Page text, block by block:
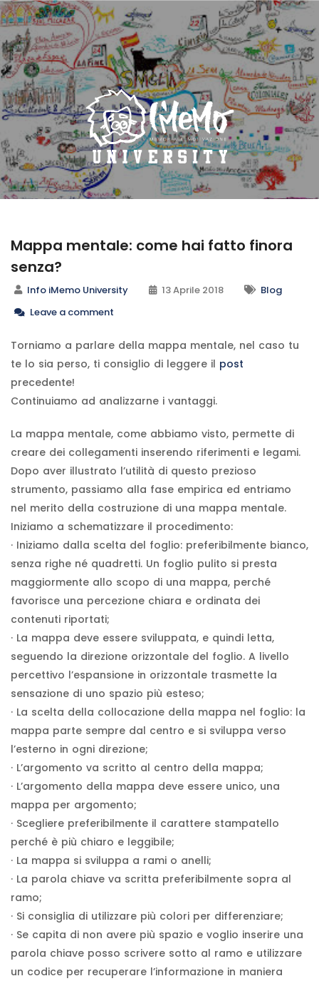
Mappa mentale: come hai fatto finora
senza?
Info iMemo University 13 Aprile 2018
Blog
Leave a comment
Torniamo a parlare della mappa mentale, nel caso tu
te lo sia perso, ti consiglio di leggere il post
precedente!
Continuiamo ad analizzarne i vantaggi.
La mappa mentale, come abbiamo visto, permette di
creare dei collegamenti inserendo riferimenti e legami.
Dopo aver illustrato l’utilità di questo prezioso
strumento, passiamo alla fase empirica ed entriamo
nel merito della costruzione di una mappa mentale.
Iniziamo a schematizzare il procedimento:
· Iniziamo dalla scelta del foglio: preferibilmente bianco,
senza righe né quadretti. Un foglio pulito si presta
maggiormente allo scopo di una mappa, perché
favorisce una percezione chiara e ordinata dei
contenuti riportati;
· La mappa deve essere sviluppata, e quindi letta,
seguendo la direzione orizzontale del foglio. A livello
percettivo l’espansione in orizzontale trasmette la
sensazione di uno spazio più esteso;
· La scelta della collocazione della mappa nel foglio: la
mappa parte sempre dal centro e si sviluppa verso
l’esterno in ogni direzione;
· L’argomento va scritto al centro della mappa;
· L’argomento della mappa deve essere unico, una
mappa per argomento;
· Scegliere preferibilmente il carattere stampatello
perché è più chiaro e leggibile;
· La mappa si sviluppa a rami o anelli;
· La parola chiave va scritta preferibilmente sopra al
ramo;
· Si consiglia di utilizzare più colori per differenziare;
· Se capita di non avere più spazio e voglio inserire una
parola chiave posso scrivere sotto al ramo e utilizzare
un codice per recuperare l’informazione in maniera